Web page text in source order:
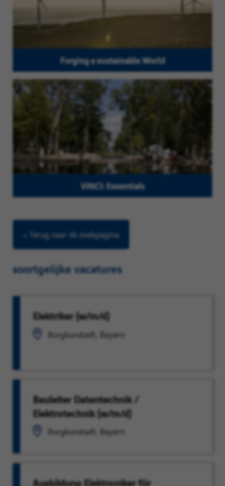
Forging a sustainable World
VINCI: Essentials
< Terug naar de zoekpagina
soortgelijke vacatures
Elektriker (w/m/d)
Burgkunstadt, Bayern
Bauleiter Datentechnik /
Elektrotechnik (w/m/d)
Burgkunstadt, Bayern
Ausbildung Elektroniker für